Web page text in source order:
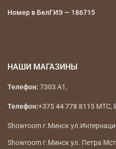
Номер в БелГИЭ — 186715
НАШИ МАГАЗИНЫ
Телефон: 7303A1,
Телефон:+375 44 778 8115 МТС,
Showroom г.Минск
Showroom г.Минск ул. Петра